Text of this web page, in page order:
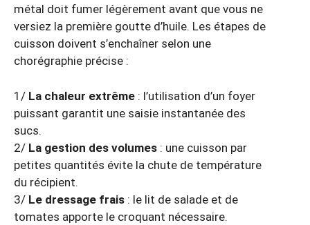
métal doit fumer légèrement avant que vous ne
versiez la première goutte d’huile. Les étapes de
cuisson doivent s’enchaîner selon une
chorégraphie précise :
1/ La chaleur extrême : l’utilisation d’un foyer
puissant garantit une saisie instantanée des
sucs.
2/ La gestion des volumes : une cuisson par
petites quantités évite la chute de température
du récipient.
3/ Le dressage frais : le lit de salade et de
tomates apporte le croquant nécessaire.